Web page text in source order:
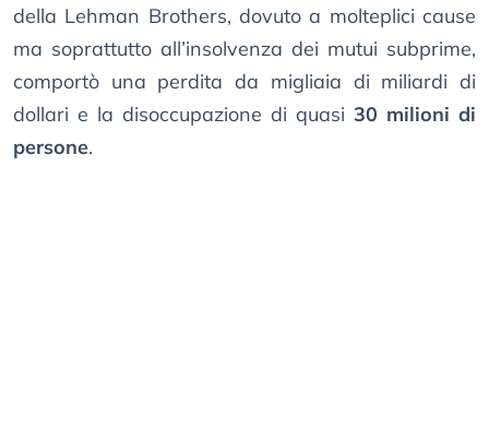
della Lehman Brothers, dovuto a molteplici cause
ma soprattutto all’insolvenza dei mutui subprime,
comportò una perdita da migliaia di miliardi di
dollari e la disoccupazione di quasi 30 milioni di
persone.